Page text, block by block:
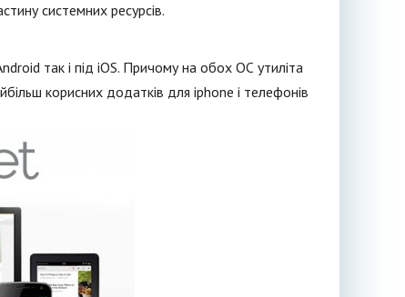
системних ресурсів.
так і під iOS. Причому на обох ОС утиліта
корисних додатків для iphone і телефонів